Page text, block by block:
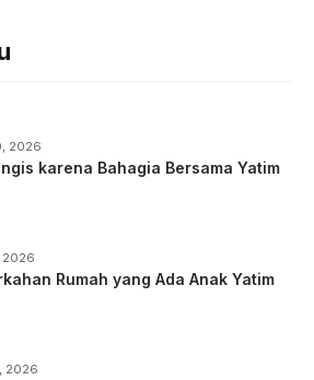
2026
karena Bahagia Bersama Yatim
2026
Rumah yang Ada Anak Yatim
2026